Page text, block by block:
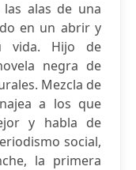
alas de una
en un abrir y
vida. Hijo de
negra de
Mezcla de
a los que
y habla de
social,
la primera